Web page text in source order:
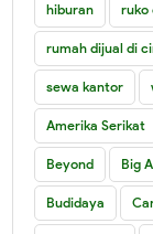
hiburan ruko
rumah dijual di
sewa kantor
Amerika Serikat
Beyond Big
Budidaya